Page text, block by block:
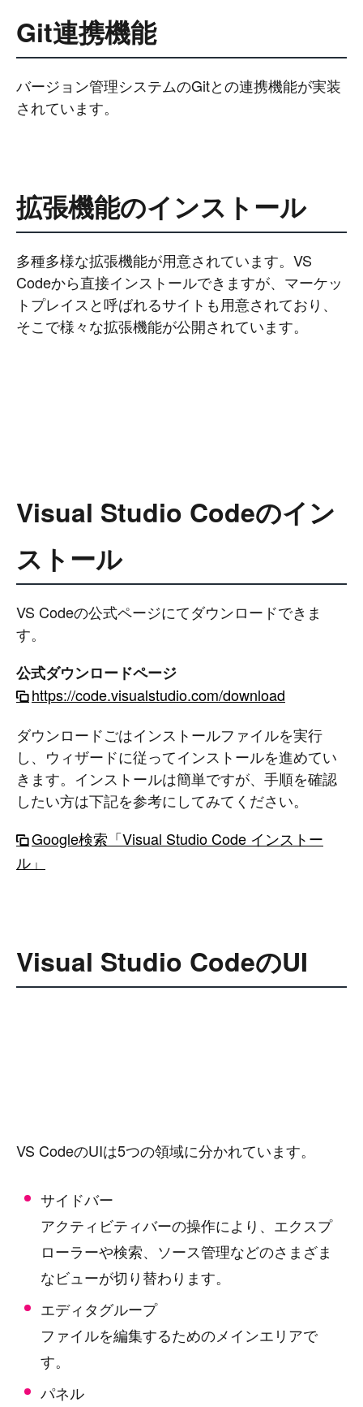
Git連携機能
バージョン管理システムのGitとの連携機能が実装
されています。
拡張機能のインストール
多種多様な拡張機能が用意されています。VS
Codeから直接インストールできますが、マーケッ
トプレイスと呼ばれるサイトも用意されており、
そこで様々な拡張機能が公開されています。
Visual Studio Codeのイン
ストール
VS Codeの公式ページにてダウンロードできま
す。
公式ダウンロードページ
https://code.visualstudio.com/download
ダウンロードごはインストールファイルを実行
し、ウィザードに従ってインストールを進めてい
きます。インストールは簡単ですが、手順を確認
したい方は下記を参考にしてみてください。
Google検索「Visual Studio Code インストー
ル」
Visual Studio CodeのUI
VS CodeのUIは5つの領域に分かれています。
サイドバー
アクティビティバーの操作により、エクスプ
ローラーや検索、ソース管理などのさまざま
なビューが切り替わります。
エディタグループ
ファイルを編集するためのメインエリアで
す。
パネル